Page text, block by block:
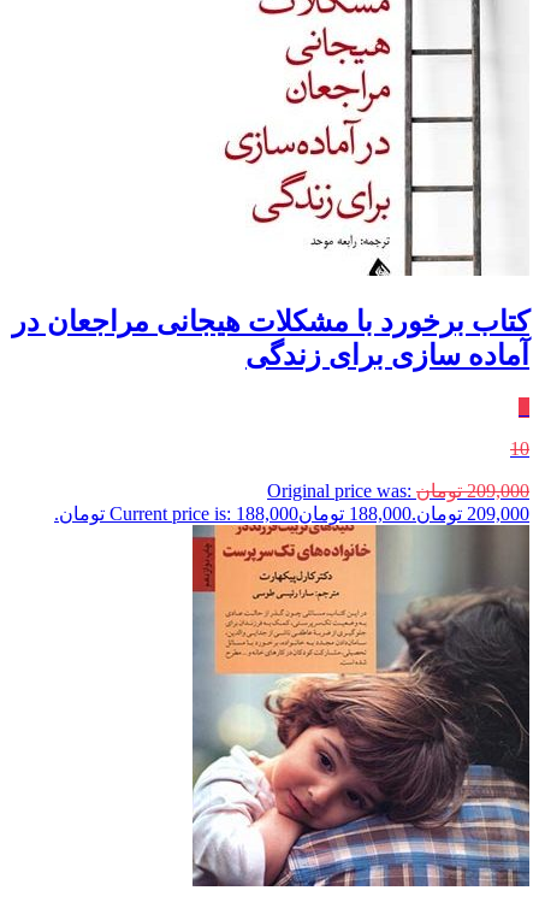
کتاب برخورد با مشکلات هیجانی مراجعان در
آماده سازی برای زندگی
10
209,000 تومان Original price was:
209,000 تومان.
188,000 تومانCurrent price is: 188,000 تومان.